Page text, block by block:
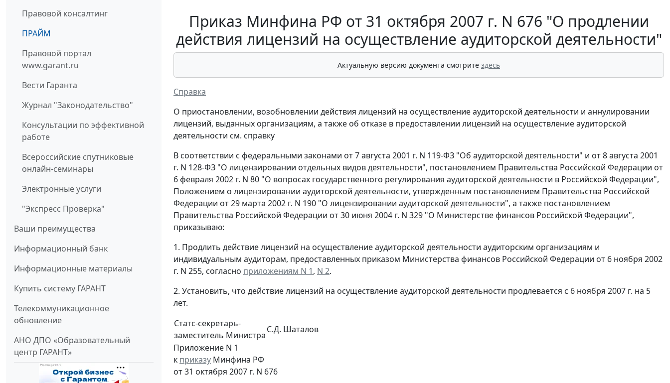
Правовой консалтинг
ПРАЙМ
Правовой портал
www.garant.ru
Вести Гаранта
Журнал "Законодательство"
Консультации по эффективной
работе
Всероссийские спутниковые
онлайн-семинары
Электронные услуги
"Экспресс Проверка"
Ваши преимущества
Информационный банк
Информационные материалы
Купить систему ГАРАНТ
Телекоммуникационное
обновление
АНО ДПО «Образовательный
центр ГАРАНТ»
Приказ Минфина РФ от 31 октября 2007 г. N 676 "О продлении
действия лицензий на осуществление аудиторской деятельности"
Актуальную версию документа смотрите здесь
Справка
О приостановлении, возобновлении действия лицензий на осуществление аудиторской деятельности и аннулировании
лицензий, выданных организациям, а также об отказе в предоставлении лицензий на осуществление аудиторской
деятельности см. справку
В соответствии с федеральными законами от 7 августа 2001 г. N 119-ФЗ "Об аудиторской деятельности" и от 8 августа 2001
г. N 128-ФЗ "О лицензировании отдельных видов деятельности", постановлением Правительства Российской Федерации от
6 февраля 2002 г. N 80 "О вопросах государственного регулирования аудиторской деятельности в Российской Федерации",
Положением о лицензировании аудиторской деятельности, утвержденным постановлением Правительства Российской
Федерации от 29 марта 2002 г. N 190 "О лицензировании аудиторской деятельности", а также постановлением
Правительства Российской Федерации от 30 июня 2004 г. N 329 "О Министерстве финансов Российской Федерации",
приказываю:
1. Продлить действие лицензий на осуществление аудиторской деятельности аудиторским организациям и
индивидуальным аудиторам, предоставленных приказом Министерства финансов Российской Федерации от 6 ноября 2002
г. N 255, согласно приложениям N 1, N 2.
2. Установить, что действие лицензий на осуществление аудиторской деятельности продлевается с 6 ноября 2007 г. на 5
лет.
Статс-секретарь-
заместитель Министра
С.Д. Шаталов
Приложение N 1
к приказу Минфина РФ
от 31 октября 2007 г. N 676